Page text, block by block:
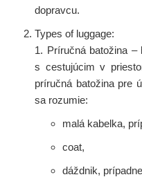
dopravcu.
Types of luggage:
1. Príručná batožina –
s cestujúcim v
príručná batožina pre
sa rozumie:
malá kabelka,
coat,
dáždnik,